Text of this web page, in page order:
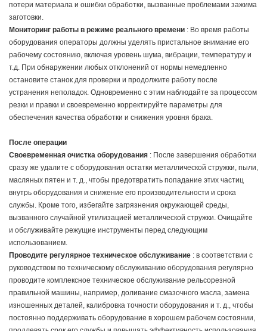
потери материала и ошибки обработки, вызванные проблемами зажима
заготовки.
Мониторинг работы в режиме реального времени : Во время работы
оборудования операторы должны уделять пристальное внимание его
рабочему состоянию, включая уровень шума, вибрации, температуру и
т.д. При обнаружении любых отклонений от нормы немедленно
остановите станок для проверки и продолжите работу после
устранения неполадок. Одновременно с этим наблюдайте за процессом
резки и правки и своевременно корректируйте параметры для
обеспечения качества обработки и снижения уровня брака.
После операции
Своевременная очистка оборудования : После завершения обработки
сразу же удалите с оборудования остатки металлической стружки, пыли,
масляных пятен и т. д., чтобы предотвратить попадание этих частиц
внутрь оборудования и снижение его производительности и срока
службы. Кроме того, избегайте загрязнения окружающей среды,
вызванного случайной утилизацией металлической стружки. Очищайте
и обслуживайте режущие инструменты перед следующим
использованием.
Проводите регулярное техническое обслуживание : в соответствии с
руководством по техническому обслуживанию оборудования регулярно
проводите комплексное техническое обслуживание рельсорезной
правильной машины, например, доливание смазочного масла, замена
изношенных деталей, калибровка точности оборудования и т. д., чтобы
постоянно поддерживать оборудование в хорошем рабочем состоянии,